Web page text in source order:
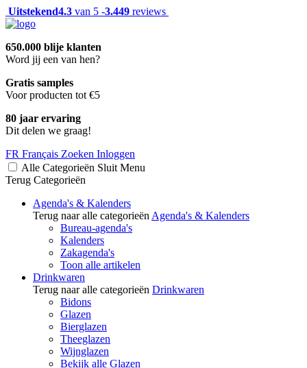
Uitstekend4.3 van 5 -3.449 reviews
650.000 blije klanten
Word jij een van hen?
Gratis samples
Voor producten tot €5
80 jaar ervaring
Dit delen we graag!
FR Français Zoeken Inloggen
Alle Categorieën Sluit Menu
Terug Categorieën
Agenda's & Kalenders
Terug naar alle categorieën Agenda's & Kalenders
Bureau-agenda's
Kalenders
Zakagenda's
Toon alle artikelen
Drinkwaren
Terug naar alle categorieën Drinkwaren
Bidons
Glazen
Bierglazen
Theeglazen
Wijnglazen
Bekijk alle Glazen